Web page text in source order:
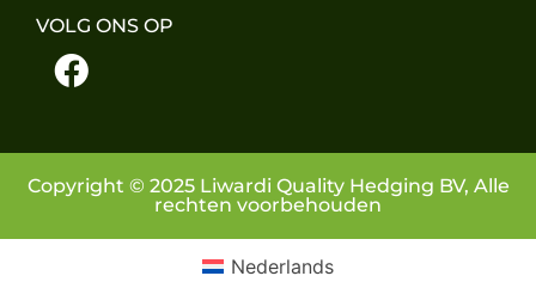
VOLG ONS OP
Copyright © 2025 Liwardi Quality Hedging BV, Alle
rechten voorbehouden
Nederlands